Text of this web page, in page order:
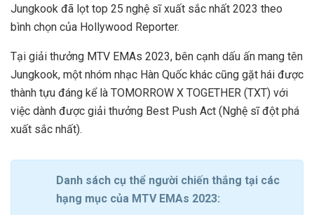
Jungkook đã lọt top 25 nghệ sĩ xuất sắc nhất 2023 theo
bình chọn của Hollywood Reporter.
Tại giải thưởng MTV EMAs 2023, bên cạnh dấu ấn mang tên
Jungkook, một nhóm nhạc Hàn Quốc khác cũng gặt hái được
thành tựu đáng kể là TOMORROW X TOGETHER (TXT) với
việc dành được giải thưởng Best Push Act (Nghệ sĩ đột phá
xuất sắc nhất).
Danh sách cụ thể người chiến thắng tại các
hạng mục của MTV EMAs 2023: